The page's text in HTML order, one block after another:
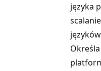
języka
Określa